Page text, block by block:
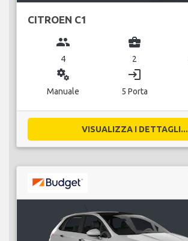
CITROEN C1
group
4
business_center
2
miscellaneous_services
Manuale
login
5 Porta
VISUALIZZA I DETTAGLI...